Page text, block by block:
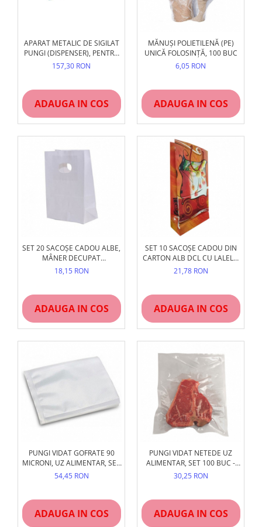
APARAT METALIC DE SIGILAT
PUNGI (DISPENSER), PENTRU
BANDĂ DE 9MM
157,30 RON
ADAUGA IN COS
MĂNUȘI POLIETILENĂ (PE)
UNICĂ FOLOSINȚĂ, 100 BUC
6,05 RON
ADAUGA IN COS
SET 20 SACOȘE CADOU ALBE,
MÂNER DECUPAT
RANFORSAT, HÂRTIE
PREMIUM
18,15 RON
ADAUGA IN COS
SET 10 SACOȘE CADOU DIN
CARTON ALB DCL CU LALELE,
15X6X28 CM
21,78 RON
ADAUGA IN COS
PUNGI VIDAT GOFRATE 90
MICRONI, UZ ALIMENTAR, SET
100 BUC
54,45 RON
ADAUGA IN COS
PUNGI VIDAT NETEDE UZ
ALIMENTAR, SET 100 BUC -
DIVERSE MĂRIMI
30,25 RON
ADAUGA IN COS